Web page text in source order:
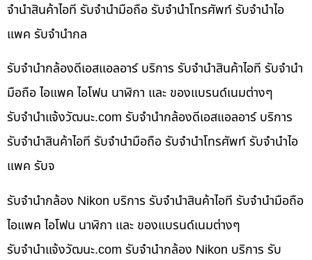
จำนำสินค้าไอที รับจำนำมือถือ รับจำนำโทรศัพท์ รับจำนำไอ
แพค รับจำนำกล
รับจำนำกล้องดีเอสแอลอาร์ บริการ รับจำนำสินค้าไอที รับจำนำ
มือถือ ไอแพค ไอโฟน นาฬิกา และ ของแบรนด์เนมต่างๆ
รับจํานําแจ้งวัฒนะ.com รับจำนำกล้องดีเอสแอลอาร์ บริการ
รับจำนำสินค้าไอที รับจำนำมือถือ รับจำนำโทรศัพท์ รับจำนำไอ
แพค รับจ
รับจำนำกล้อง Nikon บริการ รับจำนำสินค้าไอที รับจำนำมือถือ
ไอแพค ไอโฟน นาฬิกา และ ของแบรนด์เนมต่างๆ
รับจํานําแจ้งวัฒนะ.com รับจำนำกล้อง Nikon บริการ รับ